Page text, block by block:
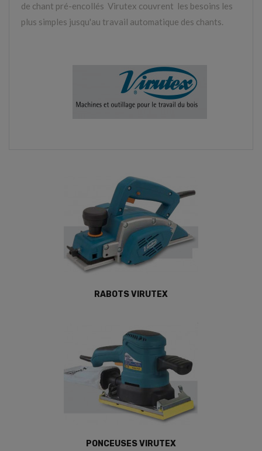
de chant pré-encollés Virutex couvrent les besoins les
plus simples jusqu'au travail automatique des chants.
RABOTS VIRUTEX
PONCEUSES VIRUTEX